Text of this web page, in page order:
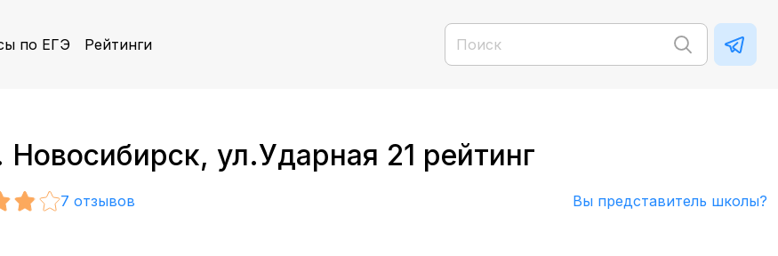
по ЕГЭ Рейтинги
ул.Ударная 21 рейтинг
7 отзывов Вы представитель школы?